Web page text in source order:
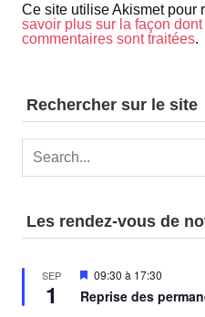
Ce site utilise Akismet pour
savoir plus sur la façon
commentaires sont traitées.
Rechercher sur le site
Les rendez-vous de
SEP
1
Mis
avant
09:30 à 17:30
Reprise des